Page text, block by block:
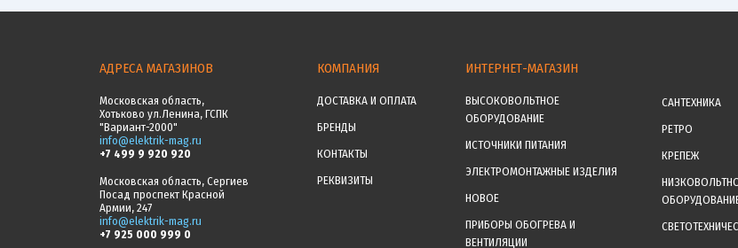
АДРЕСА МАГАЗИНОВ
Московская область,
Хотьково ул.Ленина, ГСПК
"Вариант-2000"
info@elektrik-mag.ru
+7 499 9 920 920
Московская область, Сергиев
Посад проспект Красной
Армии, 247
info@elektrik-mag.ru
+7 925 000 999 0
КОМПАНИЯ
ДОСТАВКА И ОПЛАТА
БРЕНДЫ
КОНТАКТЫ
РЕКВИЗИТЫ
ИНТЕРНЕТ-МАГАЗИН
ВЫСОКОВОЛЬТНОЕ
ОБОРУДОВАНИЕ
ИСТОЧНИКИ ПИТАНИЯ
ЭЛЕКТРОМОНТАЖНЫЕ ИЗДЕЛИЯ
НОВОЕ
ПРИБОРЫ ОБОГРЕВА И
ВЕНТИЛЯЦИИ
САНТЕХНИКА
РЕТРО
КРЕПЕЖ